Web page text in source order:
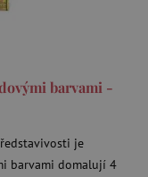
barvami -
je
barvami domalují 4